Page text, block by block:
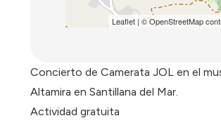
Leaflet| ©OpenStreetMap
Concierto de Camerata JOL en el
Altamira en Santillana del Mar.
Actividad gratuita